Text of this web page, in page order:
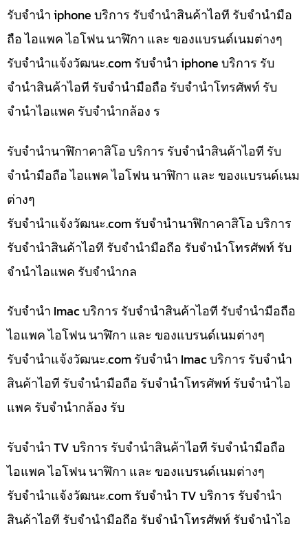
รับจำนำ iphone บริการ รับจำนำสินค้าไอที รับจำนำมือ
ถือ ไอแพค ไอโฟน นาฬิกา และ ของแบรนด์เนมต่างๆ
รับจํานําแจ้งวัฒนะ.com รับจำนำ iphone บริการ รับ
จำนำสินค้าไอที รับจำนำมือถือ รับจำนำโทรศัพท์ รับ
จำนำไอแพค รับจำนำกล้อง ร
รับจำนำนาฬิกาคาสิโอ บริการ รับจำนำสินค้าไอที รับ
จำนำมือถือ ไอแพค ไอโฟน นาฬิกา และ ของแบรนด์เนม
ต่างๆ
รับจํานําแจ้งวัฒนะ.com รับจำนำนาฬิกาคาสิโอ บริการ
รับจำนำสินค้าไอที รับจำนำมือถือ รับจำนำโทรศัพท์ รับ
จำนำไอแพค รับจำนำกล
รับจำนำ Imac บริการ รับจำนำสินค้าไอที รับจำนำมือถือ
ไอแพค ไอโฟน นาฬิกา และ ของแบรนด์เนมต่างๆ
รับจํานําแจ้งวัฒนะ.com รับจำนำ Imac บริการ รับจำนำ
สินค้าไอที รับจำนำมือถือ รับจำนำโทรศัพท์ รับจำนำไอ
แพค รับจำนำกล้อง รับ
รับจำนำ TV บริการ รับจำนำสินค้าไอที รับจำนำมือถือ
ไอแพค ไอโฟน นาฬิกา และ ของแบรนด์เนมต่างๆ
รับจํานําแจ้งวัฒนะ.com รับจำนำ TV บริการ รับจำนำ
สินค้าไอที รับจำนำมือถือ รับจำนำโทรศัพท์ รับจำนำไอ